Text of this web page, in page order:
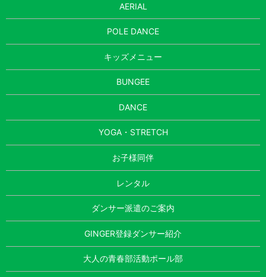
AERIAL
POLE DANCE
キッズメニュー
BUNGEE
DANCE
YOGA・STRETCH
お子様同伴
レンタル
ダンサー派遣のご案内
GINGER登録ダンサー紹介
大人の青春部活動ポール部